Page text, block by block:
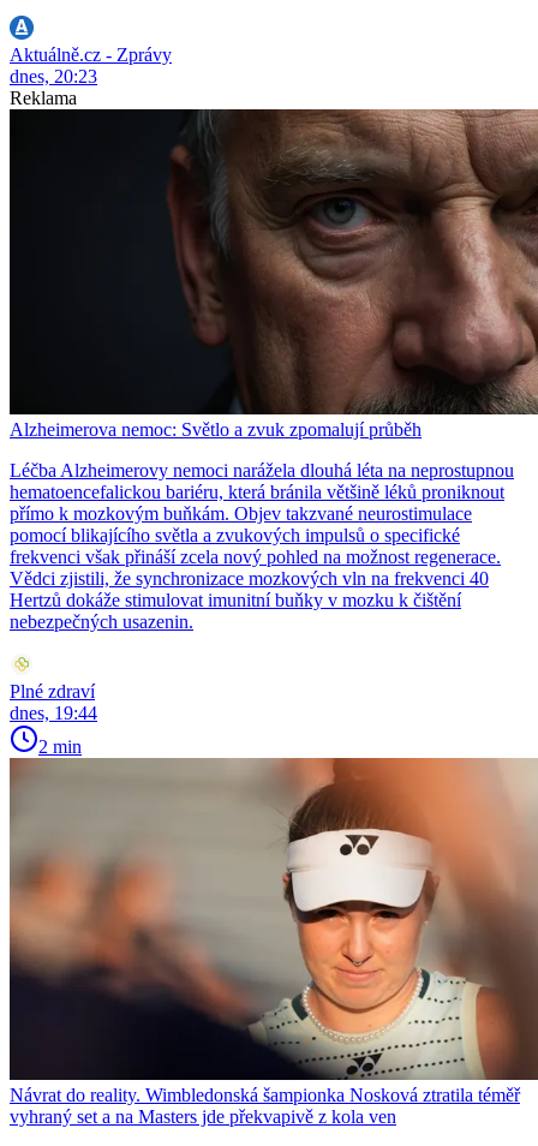
Aktuálně.cz - Zprávy
dnes, 20:23
Reklama
Alzheimerova nemoc: Světlo a zvuk zpomalují průběh
Léčba Alzheimerovy nemoci narážela dlouhá léta na neprostupnou
hematoencefalickou bariéru, která bránila většině léků proniknout
přímo k mozkovým buňkám. Objev takzvané neurostimulace
pomocí blikajícího světla a zvukových impulsů o specifické
frekvenci však přináší zcela nový pohled na možnost regenerace.
Vědci zjistili, že synchronizace mozkových vln na frekvenci 40
Hertzů dokáže stimulovat imunitní buňky v mozku k čištění
nebezpečných usazenin.
Plné zdraví
dnes, 19:44
2 min
Návrat do reality. Wimbledonská šampionka Nosková ztratila téměř
vyhraný set a na Masters jde překvapivě z kola ven